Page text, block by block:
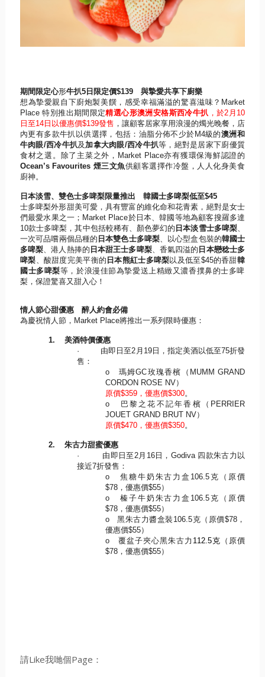
期間限定心形牛扒5日限定價$139與摯愛共享下廚樂
想為摯愛親自下廚炮製美饌，感受幸福滿溢的驚喜滋味？ Market
Place特別推出期間限定精選心形澳洲安格斯西冷牛扒 ，於2 月 10
日至14日以優惠價$139發售 ，讓顧客居家享用浪漫的燭光晚餐， 店
內更有多款牛扒以供選擇， 包括：油脂分佈不少於 M4級的澳洲和
牛肉眼/西冷牛扒及加拿大肉眼/西冷牛扒等， 絕對是居家下廚優質
食材之選。除了主菜之外， Market Place亦有獲環保海鮮認證的
Ocean’s Favourites 煙三文魚供顧客選擇作冷盤， 人人化身美食
廚神。
日本淡雪、雙色士多啤梨限量推出 韓國士多啤梨低至$45
士多啤梨外形甜美可愛，具有豐富的維化命和花青素， 絕對是女士
們最愛水果之一； Market Place於日本、韓國等地為顧客搜羅多達
10款士多啤梨，其中包括較稀有、顏色夢幻的 日本淡雪士多啤梨、
一次可品嚐兩個品種的 日本雙色士多啤梨、以心型盒包裝的韓國士
多啤梨 、港人熱捧的 日本甜王士多啤梨、香氣四溢的 日本戀稔士多
啤梨 、酸甜度完美平衡的 日本熊紅士多啤梨以及低至$45的香甜韓
國士多啤梨等，於浪漫佳節為摯愛送上精緻又濃香撲鼻的士多啤
梨， 保證驚喜又甜入心！
情人節心甜優惠 醉人約會必備
為慶祝情人節， Market Place將推出一系列限時優惠：
1.
美酒特價優惠
·
由即日至2 月 19日，指定美酒以低至75折發
售：
o
瑪姆GC玫瑰香檳（ MUMM GRAND
CORDON ROSE NV）
原價$359，優惠價$300。
o
巴黎之花不記年香檳（ PERRIER
JOUET GRAND BRUT NV）
原價$470，優惠價$350。
2.
朱古力甜蜜優惠
·
由即日至 2月 16日， Godiva 四款朱古力以
接近7折發售：
o
焦糖牛奶朱古力盒 106.5克（原價
$78，優惠價$55）
o
榛子牛奶朱古力盒 106.5克（原價
$78，優惠價$55）
o
黑朱古力醬盒裝106.5克（原價$78，
優惠價$55）
o
覆盆子夾心黑朱古力 112.5克 （原價
$78，優惠價$55）
請Like我哋個Page：